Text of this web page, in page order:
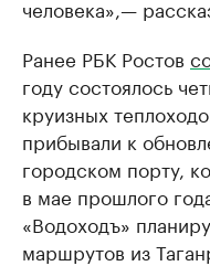
человека»,—
Ранее РБК Ростов
году состоялось
круизных
прибывали к
городском порту,
в мае прошлого
«Водоходъ»
маршрутов из